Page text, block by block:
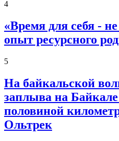
4
«Время для себя -
опыт ресурсного
5
На байкальской
заплыва на
половиной
Ольтрек